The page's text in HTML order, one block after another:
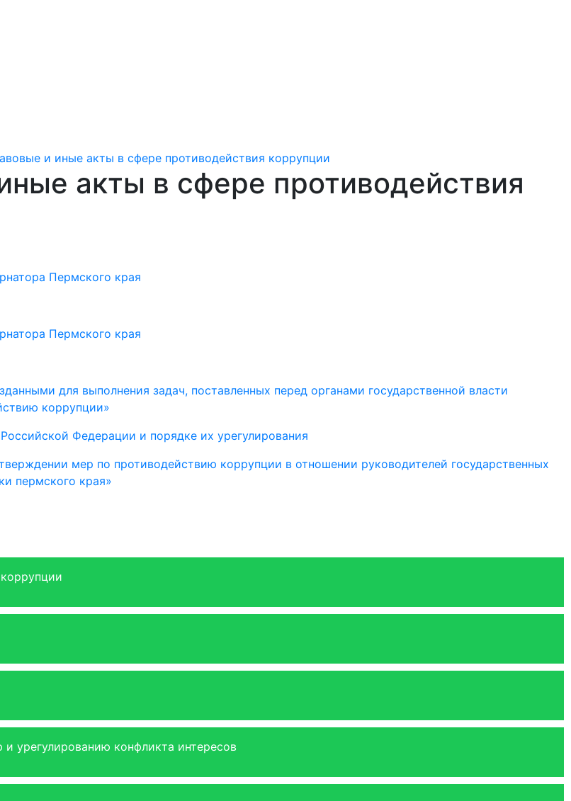
и иные акты в сфере противодействия коррупции
акты в сфере противодействия
Пермского края
Пермского края
для выполнения задач, поставленных перед органами государственной власти
коррупции»
Федерации и порядке их урегулирования
мер по противодействию коррупции в отношении руководителей государственных
пермского края»
урегулированию конфликта интересов